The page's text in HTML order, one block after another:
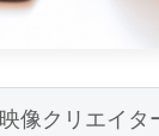
クリエイタ